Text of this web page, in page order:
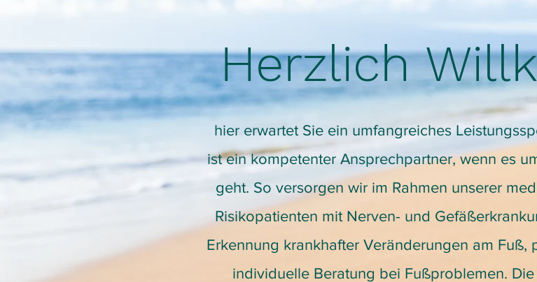
Herzlich
hier erwartet Sie ein umfangreiches
ist ein kompetenter Ansprechpartner, wenn es
geht. So versorgen wir im Rahmen unserer
Risikopatienten mit Nerven- und
Erkennung krankhafter Veränderungen am
individuelle Beratung bei Fußproblemen.